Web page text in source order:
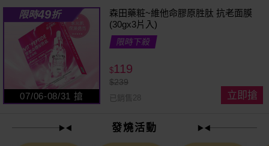
限時49折
07/06-08/31 搶
森田藥粧~維他命膠原胜肽 抗老面膜
(30gx3片入)
限時下殺
$119
$239
已銷售28 立即搶
發燒活動